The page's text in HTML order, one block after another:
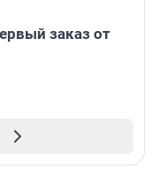
заказ от